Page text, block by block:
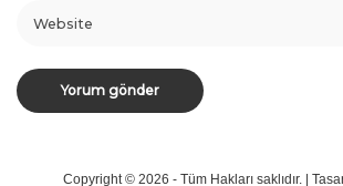
Copyright © 2026 - Tüm Hakları saklıdır. |